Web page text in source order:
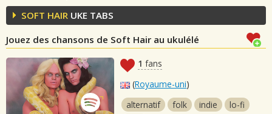
SOFT HAIR UKE TABS
Jouez des chansons de Soft Hair au ukulélé
1 fans
(Royaume-uni)
alternatif
folk indie
lo-fi